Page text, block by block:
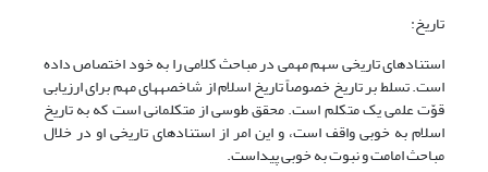
تاریخ:
استنادهای تاریخی سهم مهمی در مباحث کلامی را به خود اختصاص داده
است. تسلط بر تاریخ خصوصاً تاریخ اسلام از شاخصه‎های مهم برای ارزیابی
قوّت علمی یک متکلم است. محقق طوسی از متکلمانی است که به تاریخ
اسلام به خوبی واقف است، و این امر از استنادهای تاریخی او در خلال
مباحث امامت و نبوت به خوبی پیداست.